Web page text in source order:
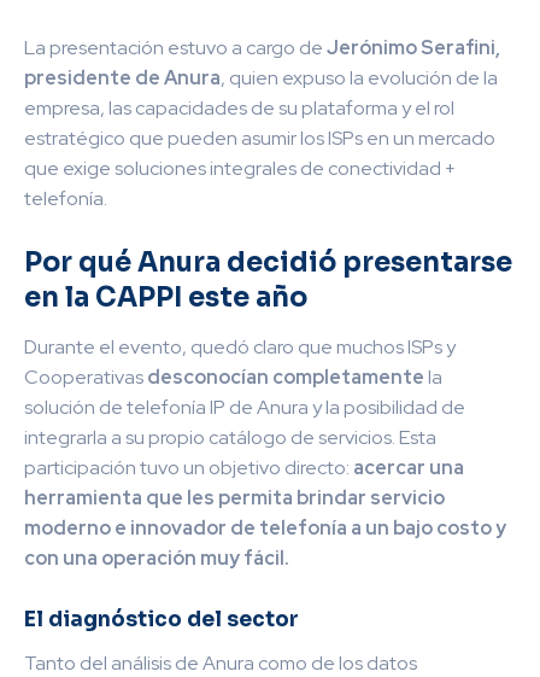
La presentación estuvo a cargo deJerónimo Serafini,
presidente de Anura, quien expuso la evolución de la
empresa, las capacidades de su plataforma y el rol
estratégico que pueden asumir los ISPs en un mercado
que exige soluciones integrales de conectividad +
telefonía.
Por qué Anura decidió presentarse
en la CAPPI este año
Durante el evento, quedó claro que muchos ISPs y
Cooperativasdesconocían completamente la
solución de telefonía IP de Anura y la posibilidad de
integrarla a su propio catálogo de servicios. Esta
participación tuvo un objetivo directo: acercar una
herramienta que les permita brindar servicio
moderno e innovador de telefonía a un bajo costo y
con una operación muy fácil.
El diagnóstico del sector
Tanto del análisis de Anura como de los datos